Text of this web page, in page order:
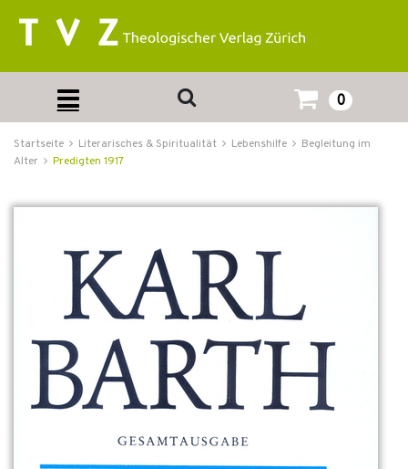
0
Startseite Literarisches & Spiritualität Lebenshilfe
Begleitung im
Alter
Predigten 1917